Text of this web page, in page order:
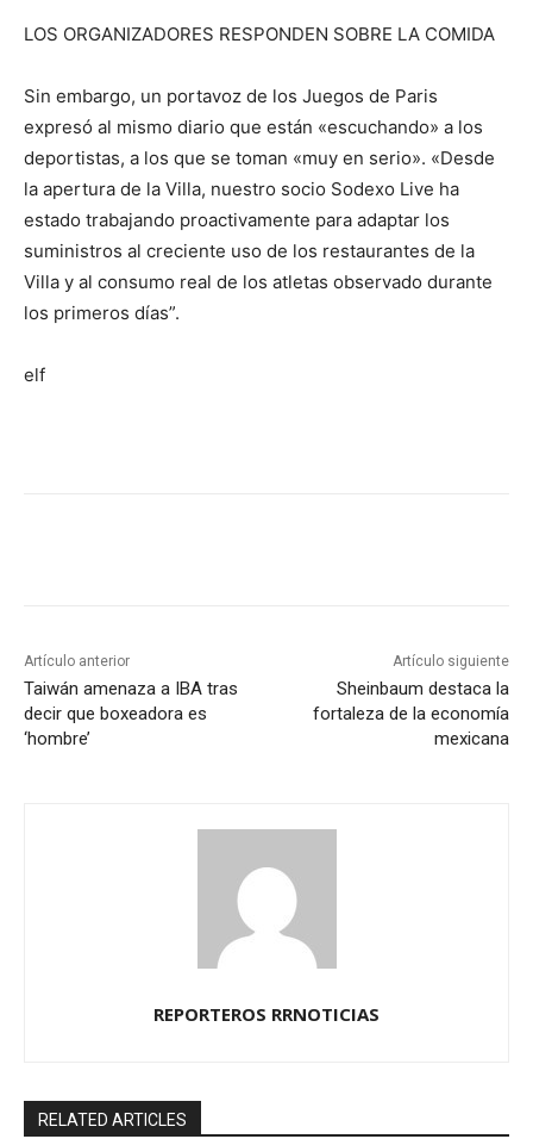
LOS ORGANIZADORES RESPONDEN SOBRE LA COMIDA
Sin embargo, un portavoz de los Juegos de Paris
expresó al mismo diario que están «escuchando» a los
deportistas, a los que se toman «muy en serio». «Desde
la apertura de la Villa, nuestro socio Sodexo Live ha
estado trabajando proactivamente para adaptar los
suministros al creciente uso de los restaurantes de la
Villa y al consumo real de los atletas observado durante
los primeros días”.
elf
Artículo anterior
Taiwán amenaza a IBA tras
decir que boxeadora es
‘hombre’
Artículo siguiente
Sheinbaum destaca la
fortaleza de la economía
mexicana
REPORTEROS RRNOTICIAS
RELATED ARTICLES